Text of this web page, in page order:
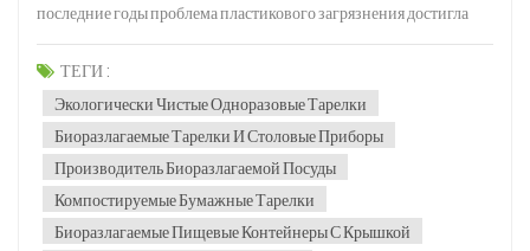
последние годы проблема пластикового загрязнения достигла
критической стадии, вынуждая правительства всего мира
принять решительные меры. Одной из таких мер является
введение запрета на пластик. Запрет на пластик – это не просто
постан...
ТЕГИ :
Экологически Чистые Одноразовые Тарелки
Биоразлагаемые Тарелки И Столовые Приборы
Производитель Биоразлагаемой Посуды
Компостируемые Бумажные Тарелки
Биоразлагаемые Пищевые Контейнеры С Крышкой